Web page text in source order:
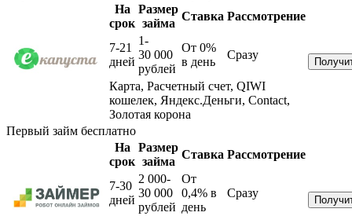
На
срок
Размер
займа
Ставка Рассмотрение
7-21
дней
1-
30 000
рублей
От 0%
в день
Сразу
Карта, Расчетный счет, QIWI
кошелек, Яндекс.Деньги, Contact,
Золотая корона
Первый займ бесплатно
На
срок
Размер
займа
Ставка Рассмотрение
7-30
дней
2 000-
30 000
рублей
От
0,4% в
день
Сразу